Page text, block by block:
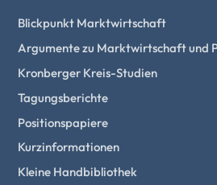
Blickpunkt Marktwirtschaft
Argumente zu Marktwirtschaft und
Kronberger Kreis-Studien
Tagungsberichte
Positionspapiere
Kurzinformationen
Kleine Handbibliothek